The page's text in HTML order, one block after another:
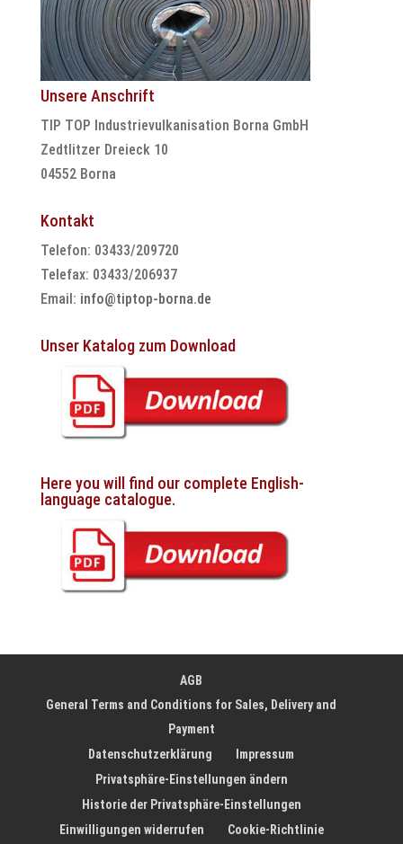
Unsere Anschrift
TIP TOP Industrievulkanisation Borna GmbH
Zedtlitzer Dreieck 10
04552 Borna
Kontakt
Telefon: 03433/209720
Telefax: 03433/206937
Email: info@tiptop-borna.de
Unser Katalog zum Download
Here you will find our complete English-
language catalogue.
AGB
General Terms and Conditions for Sales, Delivery and
Payment
Datenschutzerklärung
Impressum
Privatsphäre-Einstellungen ändern
Historie der Privatsphäre-Einstellungen
Einwilligungen widerrufen
Cookie-Richtlinie